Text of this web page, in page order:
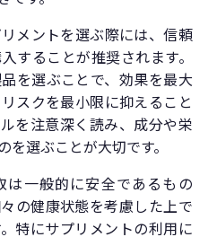
メントを選ぶ際には、信頼
することが推奨されます。
を選ぶことで、効果を最大
スクを最小限に抑えること
を注意深く読み、成分や栄
選ぶことが大切です。
は一般的に安全であるもの
の健康状態を考慮した上で
特にサプリメントの利用に